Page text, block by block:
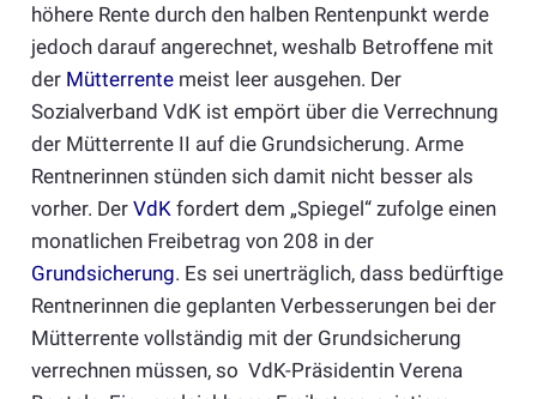
höhere Rente durch den halben Rentenpunkt werde
jedoch darauf angerechnet, weshalb Betroffene mit
der Mütterrente meist leer ausgehen. Der
Sozialverband VdK ist empört über die Verrechnung
der Mütterrente II auf die Grundsicherung. Arme
Rentnerinnen stünden sich damit nicht besser als
vorher. Der VdKfordert dem „Spiegel“ zufolge einen
monatlichen Freibetrag von 208 in der
Grundsicherung. Es sei unerträglich, dass bedürftige
Rentnerinnen die geplanten Verbesserungen bei der
Mütterrente vollständig mit der Grundsicherung
verrechnen müssen, so VdK-Präsidentin Verena